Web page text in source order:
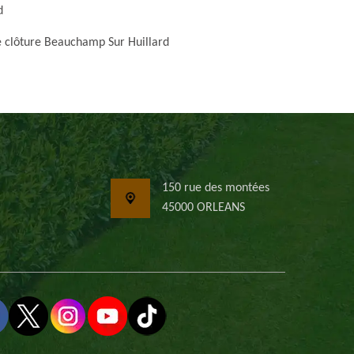
clôture Beauchamp Sur Huillard
150 rue des montées
45000 ORLEANS